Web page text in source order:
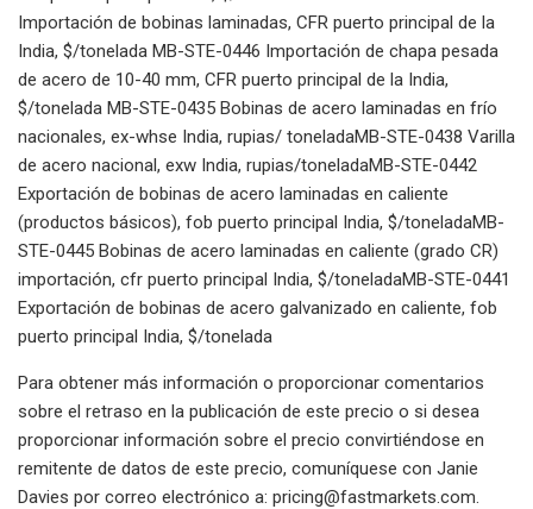
Importación de bobinas laminadas, CFR puerto principal de la
India, $/tonelada MB-STE-0446 Importación de chapa pesada
de acero de 10-40 mm, CFR puerto principal de la India,
$/tonelada MB-STE-0435 Bobinas de acero laminadas en frío
nacionales, ex-whse India, rupias/ toneladaMB-STE-0438 Varilla
de acero nacional, exw India, rupias/toneladaMB-STE-0442
Exportación de bobinas de acero laminadas en caliente
(productos básicos), fob puerto principal India, $/toneladaMB-
STE-0445 Bobinas de acero laminadas en caliente (grado CR)
importación, cfr puerto principal India, $/toneladaMB-STE-0441
Exportación de bobinas de acero galvanizado en caliente, fob
puerto principal India, $/tonelada
Para obtener más información o proporcionar comentarios
sobre el retraso en la publicación de este precio o si desea
proporcionar información sobre el precio convirtiéndose en
remitente de datos de este precio, comuníquese con Janie
Davies por correo electrónico a: pricing@fastmarkets.com.